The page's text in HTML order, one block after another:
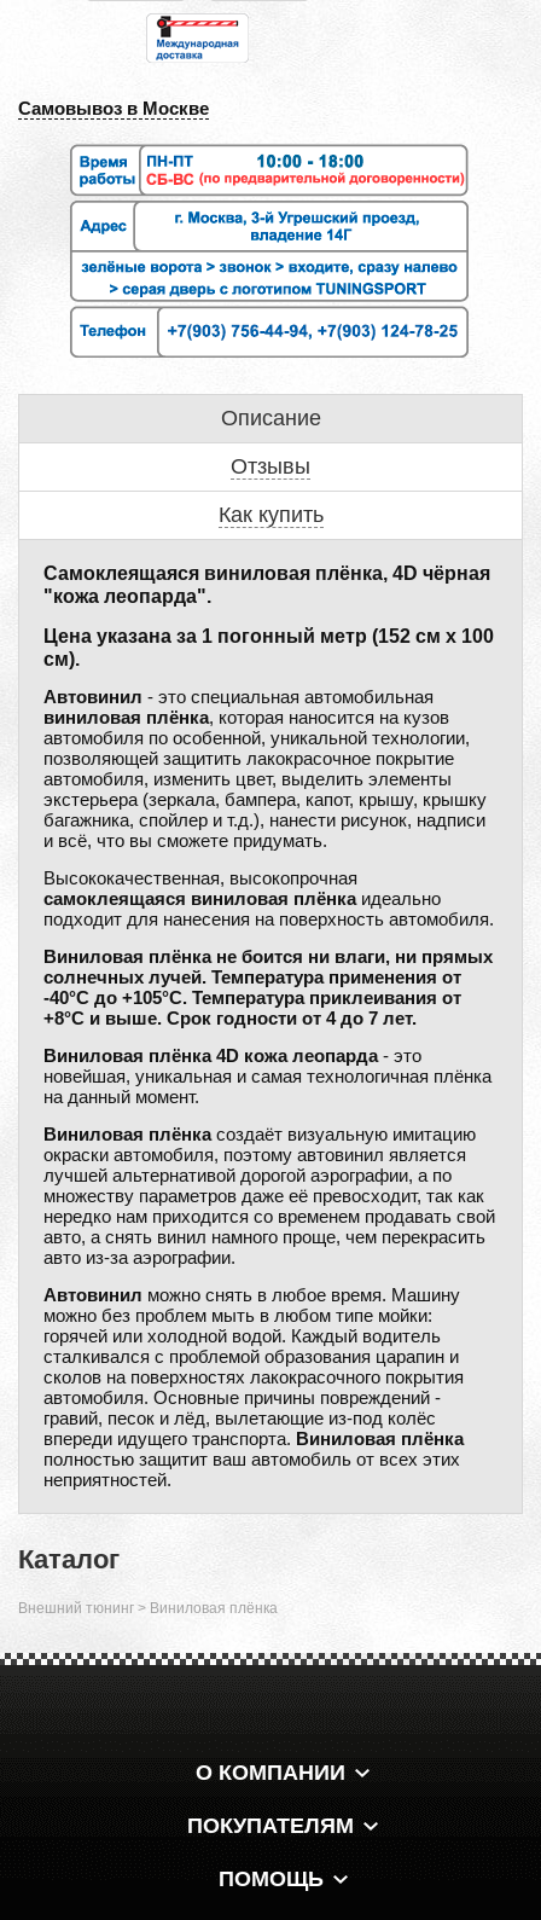
Самовывоз в Москве
Описание
Отзывы
Как купить
Самоклеящаяся виниловая плёнка, 4D чёрная
"кожа леопарда".
Цена указана за 1 погонный метр (152 см x 100
см).
Автовинил - это специальная автомобильная
виниловая плёнка, которая наносится на кузов
автомобиля по особенной, уникальной технологии,
позволяющей защитить лакокрасочное покрытие
автомобиля, изменить цвет, выделить элементы
экстерьера (зеркала, бампера, капот, крышу, крышку
багажника, спойлер и т.д.), нанести рисунок, надписи
и всё, что вы сможете придумать.
Высококачественная, высокопрочная
самоклеящаяся виниловая плёнкаидеально
подходит для нанесения на поверхность автомобиля.
Виниловая плёнка не боится ни влаги, ни прямых
солнечных лучей. Температура применения от
-40°C до +105°C. Температура приклеивания от
+8°C и выше. Срок годности от 4 до 7 лет.
Виниловая плёнка 4D кожа леопарда- это
новейшая, уникальная и самая технологичная плёнка
на данный момент.
Виниловая плёнкасоздаёт визуальную имитацию
окраски автомобиля, поэтому автовинил является
лучшей альтернативой дорогой аэрографии, а по
множеству параметров даже её превосходит, так как
нередко нам приходится со временем продавать свой
авто, а снять винил намного проще, чем перекрасить
авто из-за аэрографии.
Автовинил можно снять в любое время. Машину
можно без проблем мыть в любом типе мойки:
горячей или холодной водой. Каждый водитель
сталкивался с проблемой образования царапин и
сколов на поверхностях лакокрасочного покрытия
автомобиля. Основные причины повреждений -
гравий, песок и лёд, вылетающие из-под колёс
впереди идущего транспорта. Виниловая плёнка
полностью защитит ваш автомобиль от всех этих
неприятностей.
Каталог
Внешний тюнинг > Виниловая плёнка
О КОМПАНИИ
ПОКУПАТЕЛЯМ
ПОМОЩЬ